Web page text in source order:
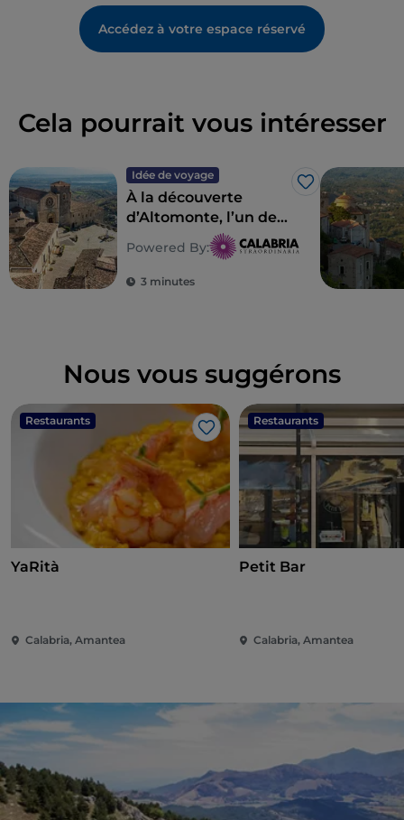
Accédez à votre espace réservé
Cela pourrait vous intéresser
Idée de voyage
J’aime
À la découverte
d’Altomonte, l’un des
plus beaux villages
d’Italie
Powered By:
3 minutes
Nous vous suggérons
Restaurants
J’aime
YaRità
Calabria, Amantea
Restaurants
Petit Bar
Calabria, Amantea